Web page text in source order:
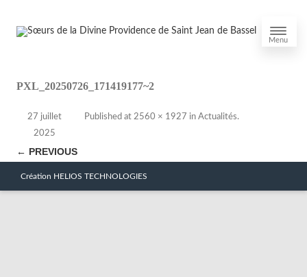
Menu
PXL_20250726_171419177~2
Published
27 juillet
2025
at 2560 × 1927 in Actualités.
← PREVIOUS
Création HELIOS TECHNOLOGIES